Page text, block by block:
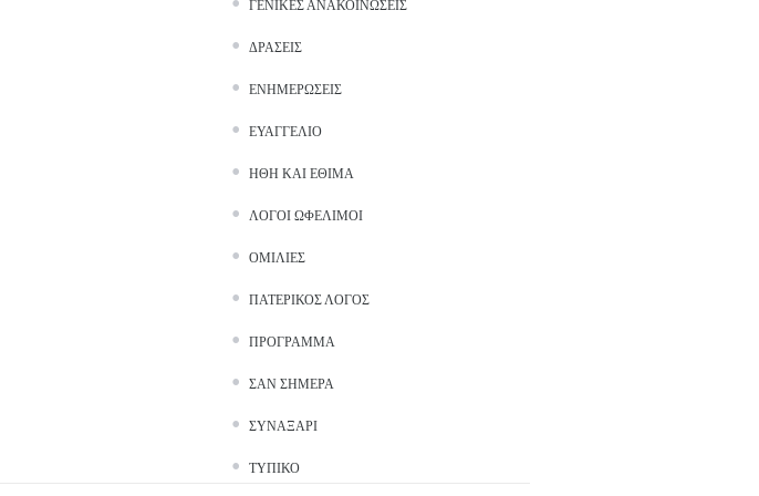
ΓΕΝΙΚΈΣ ΑΝΑΚΟΙΝΏΣΕΙΣ
ΔΡΆΣΕΙΣ
ΕΝΗΜΕΡΏΣΕΙΣ
ΕΥΑΓΓΈΛΙΟ
ΉΘΗ ΚΑΙ ΈΘΙΜΑ
ΛΌΓΟΙ ΩΦΈΛΙΜΟΙ
ΟΜΙΛΊΕΣ
ΠΑΤΕΡΙΚΌΣ ΛΌΓΟΣ
ΠΡΌΓΡΑΜΜΑ
ΣΑΝ ΣΉΜΕΡΑ
ΣΥΝΑΞΆΡΙ
ΤΥΠΙΚΌ